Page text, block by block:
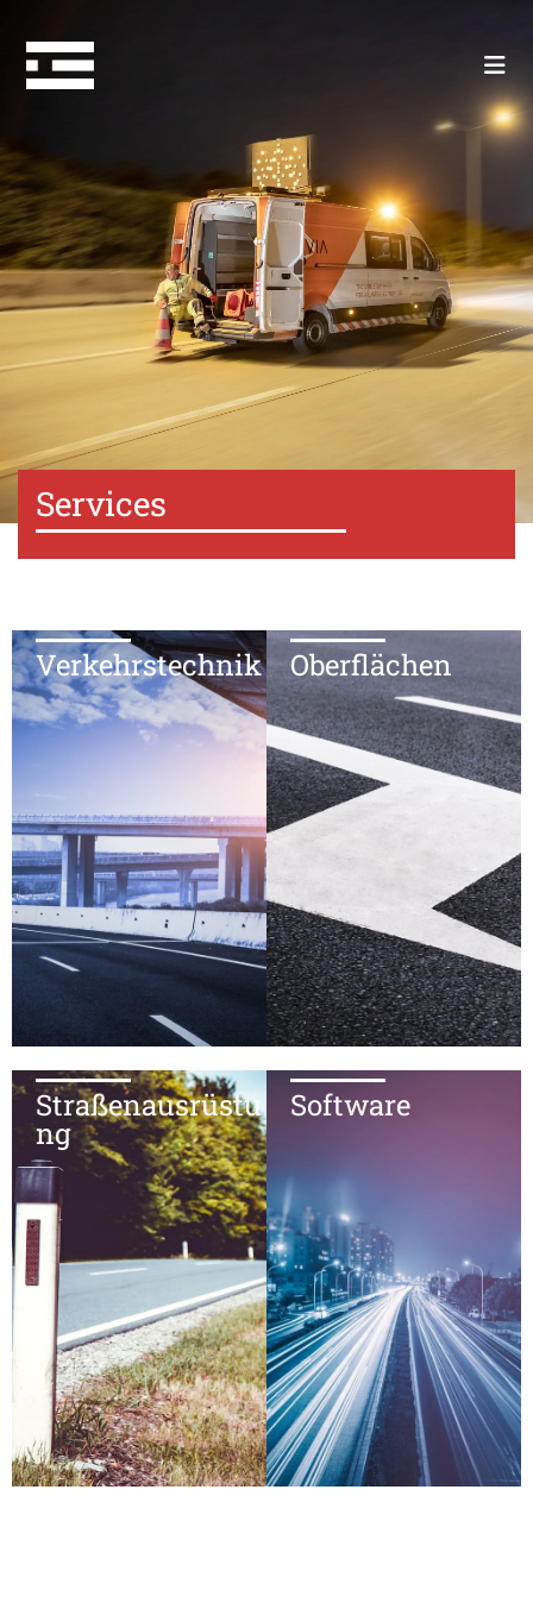
Services
Verkehrstechnik Oberflächen
Straßenausrüstu
ng
Software